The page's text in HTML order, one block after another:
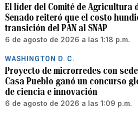
El líder del Comité de Agricultura
Senado reiteró que el costo
transición del PAN al SNAP
6 de agosto de 2026 a las 1:18 p.m.
WASHINGTON D. C.
Proyecto de microrredes con
Casa Pueblo ganó un concurso
de ciencia e innovación
6 de agosto de 2026 a las 1:09 p.m.